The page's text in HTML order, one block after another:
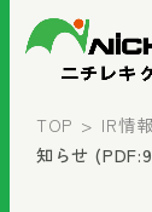
TOP IR情報
知らせ